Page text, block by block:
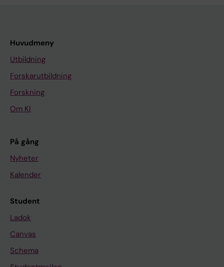
Huvudmeny
Utbildning
Forskarutbildning
Forskning
Om KI
På gång
Nyheter
Kalender
Student
Ladok
Canvas
Schema